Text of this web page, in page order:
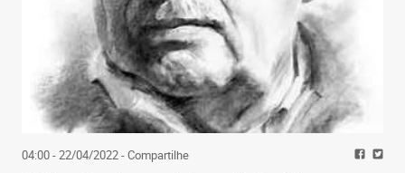
04:00 - 22/04/2022- Compartilhe